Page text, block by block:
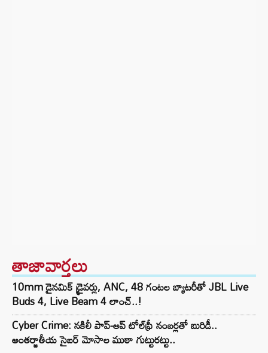
తాజావార్తలు
10mm డైనమిక్ డ్రైవర్లు, ANC, 48 గంటల బ్యాటరీతో JBL Live
Buds 4, Live Beam 4 లాంచ్..!
Cyber Crime: నకిలీ పాప్-అప్ టోల్‌ఫ్రీ నంబర్లతో బురిడీ..
అంతర్జాతీయ సైబర్ మోసాల ముఠా గుట్టురట్టు..